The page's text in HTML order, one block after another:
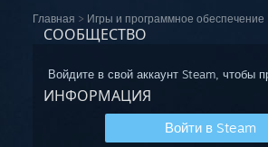
СООБЩЕСТВО
ИНФОРМАЦИЯ
Главная > Игры и программное обеспечение
Войдите в свой аккаунт Steam, чтобы
Войти в Steam